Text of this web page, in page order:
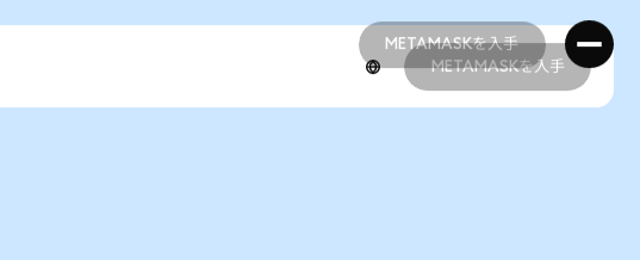
METAMASKを入手
METAMASKを入手
METAMASKを入手